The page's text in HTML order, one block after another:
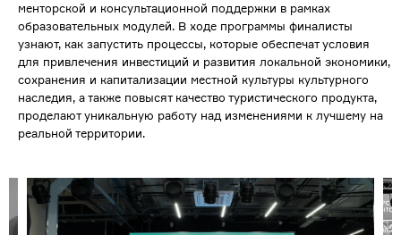
менторской и консультационной поддержки в рамках
образовательных модулей. В ходе программы финалисты
узнают, как запустить процессы, которые обеспечат условия
для привлечения инвестиций и развития локальной экономики,
сохранения и капитализации местной культуры культурного
наследия, а также повысят качество туристического продукта,
проделают уникальную работу над изменениями к лучшему на
реальной территории.